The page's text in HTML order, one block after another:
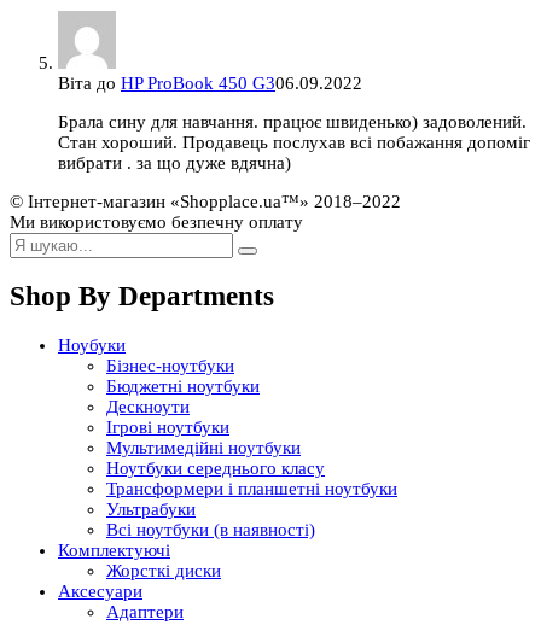
Віта до HP ProBook 450 G306.09.2022
Брала сину для навчання. працює швиденько) задоволений.
Стан хороший. Продавець послухав всі побажання допоміг
вибрати . за що дуже вдячна)
© Інтернет-магазин «Shopplace.ua™» 2018–2022
Ми використовуємо безпечну оплату
Shop By Departments
Ноубуки
Бізнес-ноутбуки
Бюджетні ноутбуки
Дескноути
Ігрові ноутбуки
Мультимедійні ноутбуки
Ноутбуки середнього класу
Трансформери і планшетні ноутбуки
Ультрабуки
Всі ноутбуки (в наявності)
Комплектуючі
Жорсткі диски
Аксесуари
Адаптери